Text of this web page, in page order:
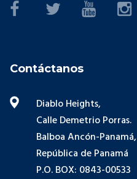
Contáctanos
Diablo Heights,
Calle Demetrio Porras.
Balboa Ancón-Panamá,
República de Panamá
P.O. BOX: 0843-00533